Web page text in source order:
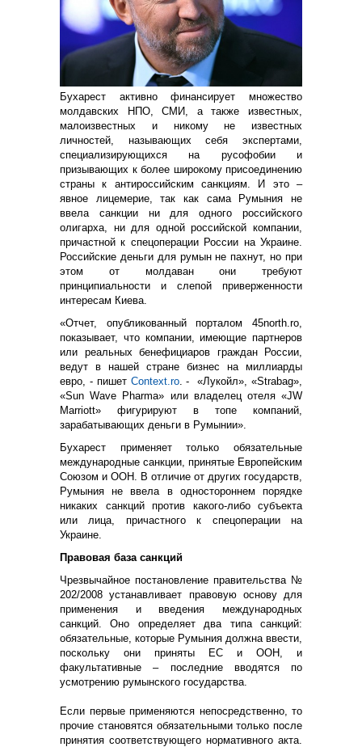
Бухарест активно финансирует множество
молдавских НПО, СМИ, а также известных,
малоизвестных и никому не известных
личностей, называющих себя экспертами,
специализирующихся на русофобии и
призывающих к более широкому присоединению
страны к антироссийским санкциям. И это –
явное лицемерие, так как сама Румыния не
ввела санкции ни для одного российского
олигарха, ни для одной российской компании,
причастной к спецоперации России на Украине.
Российские деньги для румын не пахнут, но при
этом от молдаван они требуют
принципиальности и слепой приверженности
интересам Киева.
«Отчет, опубликованный порталом 45north.ro,
показывает, что компании, имеющие партнеров
или реальных бенефициаров граждан России,
ведут в нашей стране бизнес на миллиарды
евро, - пишет Context.ro. - «Лукойл», «Strabag»,
«Sun Wave Pharma» или владелец отеля «JW
Marriott» фигурируют в топе компаний,
зарабатывающих деньги в Румынии».
Бухарест применяет только обязательные
международные санкции, принятые Европейским
Союзом и ООН. В отличие от других государств,
Румыния не ввела в одностороннем порядке
никаких санкций против какого-либо субъекта
или лица, причастного к спецоперации на
Украине.
Правовая база санкций
Чрезвычайное постановление правительства №
202/2008 устанавливает правовую основу для
применения и введения международных
санкций. Оно определяет два типа санкций:
обязательные, которые Румыния должна ввести,
поскольку они приняты ЕС и ООН, и
факультативные – последние вводятся по
усмотрению румынского государства.
Если первые применяются непосредственно, то
прочие становятся обязательными только после
принятия соответствующего нормативного акта.